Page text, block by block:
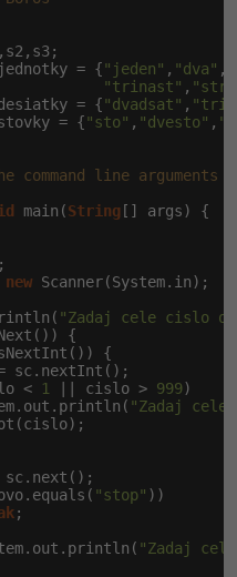
= {"jeden" , "dva" ,
"trinast" ,
= {"dvadsat" ,
= {"sto" , "dvesto" ,
command line arguments
main(String [] args) {
new Scanner(System.in);
"Zadaj cele cislo
{
{
sc.nextInt();
< 1 || cislo > 999)
"Zadaj
"stop" ))
;
"Zadaj